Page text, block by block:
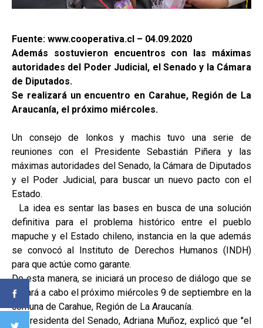
Fuente: www.cooperativa.cl – 04.09.2020
Además sostuvieron encuentros con las máximas
autoridades del Poder Judicial, el Senado y la Cámara
de Diputados.
Se realizará un encuentro en Carahue, Región de La
Araucanía, el próximo miércoles.
Un consejo de lonkos y machis tuvo una serie de
reuniones con el Presidente Sebastián Piñera y las
máximas autoridades del Senado, la Cámara de Diputados
y el Poder Judicial, para buscar un nuevo pacto con el
Estado.
La idea es sentar las bases en busca de una solución
definitiva para el problema histórico entre el pueblo
mapuche y el Estado chileno, instancia en la que además
se convocó al Instituto de Derechos Humanos (INDH)
para que actúe como garante.
De esta manera, se iniciará un proceso de diálogo que se
llevará a cabo el próximo miércoles 9 de septiembre en la
comuna de Carahue, Región de La Araucanía.
La presidenta del Senado, Adriana Muñoz, explicó que "el